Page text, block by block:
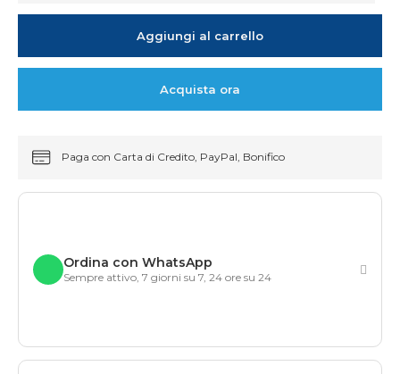
Aggiungi al carrello
Acquista ora
Paga con Carta di Credito, PayPal, Bonifico
Ordina con WhatsApp
Sempre attivo, 7 giorni su 7, 24 ore su 24